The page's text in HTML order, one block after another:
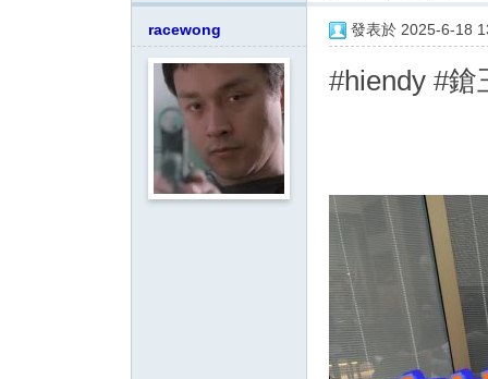
o
racewong 發表於 2025-6-18
#hiendy #鎗